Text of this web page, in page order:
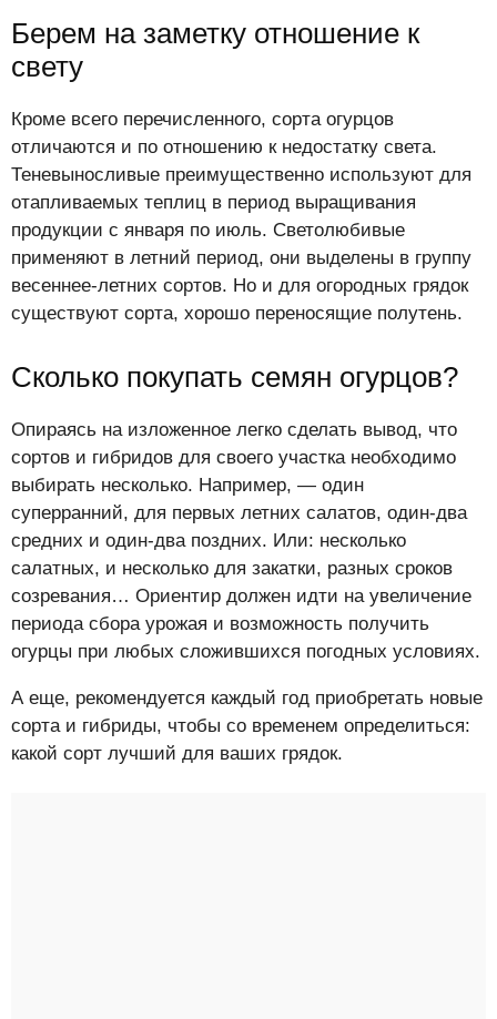
Берем на заметку отношение к
свету
Кроме всего перечисленного, сорта огурцов
отличаются и по отношению к недостатку света.
Теневыносливые преимущественно используют для
отапливаемых теплиц в период выращивания
продукции с января по июль. Светолюбивые
применяют в летний период, они выделены в группу
весеннее-летних сортов. Но и для огородных грядок
существуют сорта, хорошо переносящие полутень.
Сколько покупать семян огурцов?
Опираясь на изложенное легко сделать вывод, что
сортов и гибридов для своего участка необходимо
выбирать несколько. Например, — один
суперранний, для первых летних салатов, один-два
средних и один-два поздних. Или: несколько
салатных, и несколько для закатки, разных сроков
созревания… Ориентир должен идти на увеличение
периода сбора урожая и возможность получить
огурцы при любых сложившихся погодных условиях.
А еще, рекомендуется каждый год приобретать новые
сорта и гибриды, чтобы со временем определиться:
какой сорт лучший для ваших грядок.